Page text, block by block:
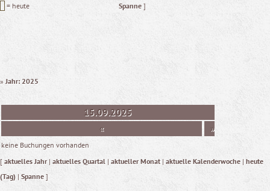
= heute
Spanne ]
» Jahr: 2025
15.09.2025
«
»
keine Buchungen vorhanden
[ aktuelles Jahr| aktuelles Quartal | aktueller Monat | aktuelle Kalenderwoche | heute
(Tag) | Spanne ]